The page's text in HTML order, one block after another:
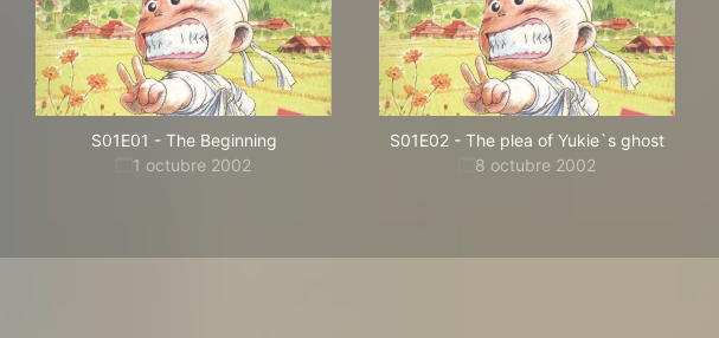
S01E01 - The Beginning
1 octubre 2002
S01E02 - The plea of Yukie`s ghost
8 octubre 2002